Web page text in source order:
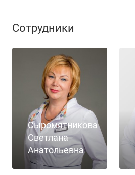
Сотрудники
Сыромятникова
Светлана
Анатольевна